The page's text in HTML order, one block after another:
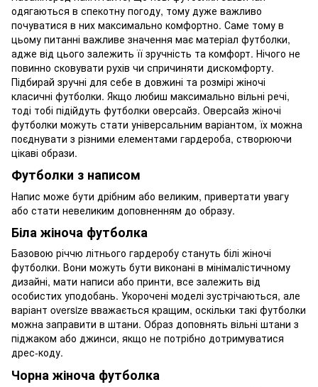
одягаються в спекотну погоду, тому дуже важливо
почуватися в них максимально комфортно. Саме тому в
цьому питанні важливе значення має матеріал футболки,
адже від цього залежить її зручність та комфорт. Нічого не
повинно сковувати рухів чи спричиняти дискомфорту.
Підбирай зручні для себе в довжині та розмірі жіночі
класичні футболки. Якщо любиш максимально вільні речі,
тоді тобі підійдуть футболки оверсайз. Оверсайз жіночі
футболки можуть стати універсальним варіантом, їх можна
поєднувати з різними елементами гардероба, створюючи
цікаві образи.
Футболки з написом
Напис може бути дрібним або великим, привертати увагу
або стати невеликим доповненням до образу.
Біла жіноча футболка
Базовою річчю літнього гардеробу стануть білі жіночі
футболки. Вони можуть бути виконані в мінімалістичному
дизайні, мати написи або принти, все залежить від
особистих уподобань. Укорочені моделі зустрічаються, але
варіант oversize вважається кращим, оскільки такі футболки
можна заправити в штани. Образ доповнять вільні штани з
піджаком або джинси, якщо не потрібно дотримуватися
дрес-коду.
Чорна жіноча футболка